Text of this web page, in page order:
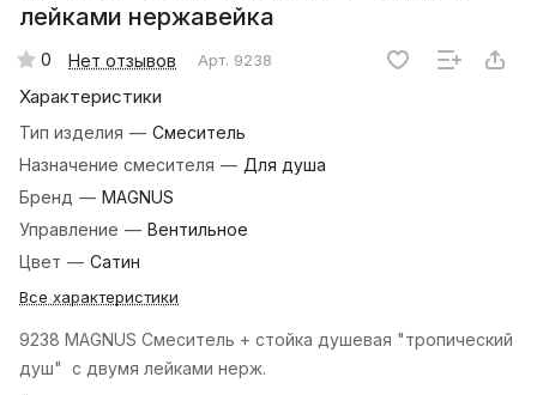
лейками нержавейка
0 Нет отзывов Арт. 9238
Характеристики
Тип изделия — Смеситель
Назначение смесителя — Для душа
Бренд — MAGNUS
Управление — Вентильное
Цвет — Сатин
Все характеристики
9238 MAGNUS Смеситель + стойка душевая "тропический
душ" с двумя лейками нерж.